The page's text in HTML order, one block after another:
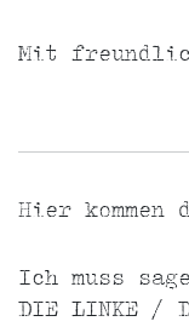
Mit
Hier kommen
Ich muss
DIE LINKE /